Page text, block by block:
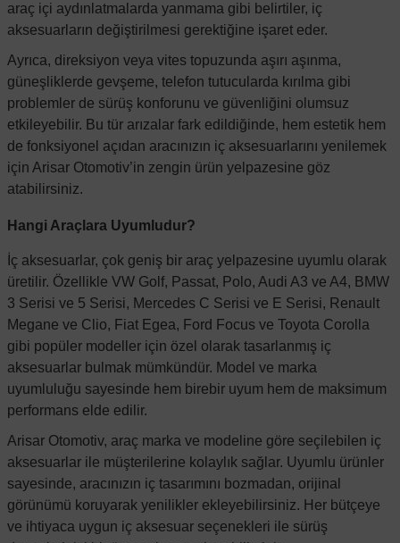
araç içi aydınlatmalarda yanmama gibi belirtiler, iç
aksesuarların değiştirilmesi gerektiğine işaret eder.
Ayrıca, direksiyon veya vites topuzunda aşırı aşınma,
güneşliklerde gevşeme, telefon tutucularda kırılma gibi
problemler de sürüş konforunu ve güvenliğini olumsuz
etkileyebilir. Bu tür arızalar fark edildiğinde, hem estetik hem
de fonksiyonel açıdan aracınızın iç aksesuarlarını yenilemek
için Arisar Otomotiv’in zengin ürün yelpazesine göz
atabilirsiniz.
Hangi Araçlara Uyumludur?
İç aksesuarlar, çok geniş bir araç yelpazesine uyumlu olarak
üretilir. Özellikle VW Golf, Passat, Polo, Audi A3 ve A4, BMW
3 Serisi ve 5 Serisi, Mercedes C Serisi ve E Serisi, Renault
Megane ve Clio, Fiat Egea, Ford Focus ve Toyota Corolla
gibi popüler modeller için özel olarak tasarlanmış iç
aksesuarlar bulmak mümkündür. Model ve marka
uyumluluğu sayesinde hem birebir uyum hem de maksimum
performans elde edilir.
Arisar Otomotiv, araç marka ve modeline göre seçilebilen iç
aksesuarlar ile müşterilerine kolaylık sağlar. Uyumlu ürünler
sayesinde, aracınızın iç tasarımını bozmadan, orijinal
görünümü koruyarak yenilikler ekleyebilirsiniz. Her bütçeye
ve ihtiyaca uygun iç aksesuar seçenekleri ile sürüş